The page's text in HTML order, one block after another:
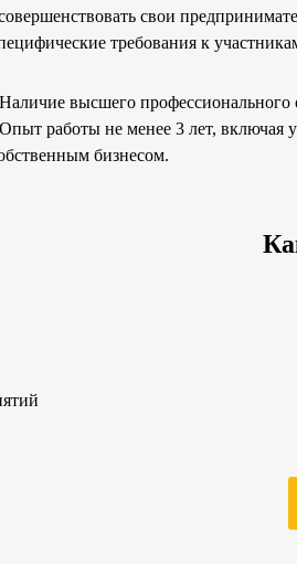
свои
требования к
высшего
работы не менее 3 лет, включая
бизнесом.